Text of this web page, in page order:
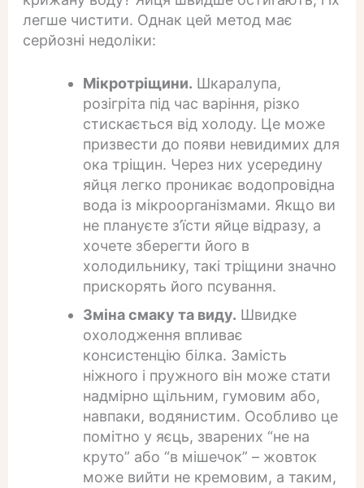
легше чистити. Однак цей метод має
серйозні недоліки:
Мікротріщини. Шкаралупа,
розігріта під час варіння, різко
стискається від холоду. Це може
призвести до появи невидимих ​​для
ока тріщин. Через них усередину
яйця легко проникає водопровідна
вода із мікроорганізмами. Якщо ви
не плануєте з’їсти яйце відразу, а
хочете зберегти його в
холодильнику, такі тріщини значно
прискорять його псування.
Зміна смаку та виду. Швидке
охолодження впливає
консистенцію білка. Замість
ніжного і пружного він може стати
надмірно щільним, гумовим або,
навпаки, водянистим. Особливо це
помітно у яєць, зварених “не на
круто” або “в мішечок” – жовток
може вийти не кремовим, а таким,